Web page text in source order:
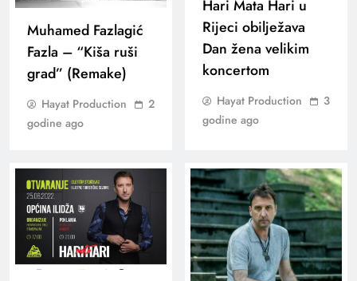
Muhamed Fazlagić
Fazla – “Kiša ruši
grad” (Remake)
Hayat Production
2
godine ago
Hari Mata Hari u
Rijeci obilježava
Dan žena velikim
koncertom
Hayat Production
3
godine ago